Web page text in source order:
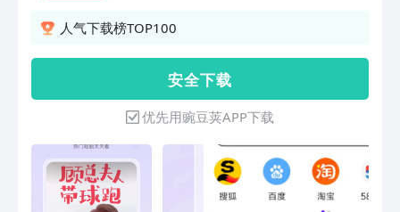
索便捷流畅； 【省流省内存】占用存储
截】安全软件加持，一键屏蔽，安心上网
无广告； 【海量小说】热门小说快速更
新，读小说快人一步； 【火爆视频】超
火短视频小视频，动动手指收获快乐；
【免费水果】参与活动领免费时令水果，
包邮送到家； 用户们说： @Mr.游：有的
广告长按就可以直接屏蔽了，这个功能好
人气下载榜TOP100
安 全 下 载
优先用豌豆荚APP下载